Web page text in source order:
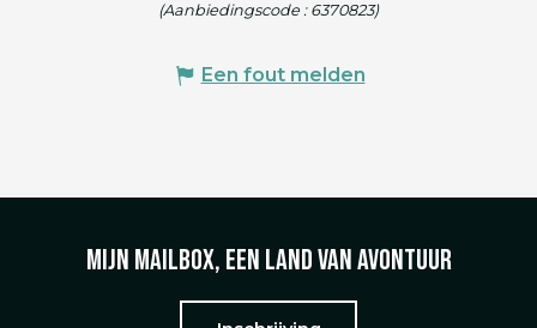
(Aanbiedingscode : 6370823)
Een fout melden
Mijn mailbox, een land van avontuur